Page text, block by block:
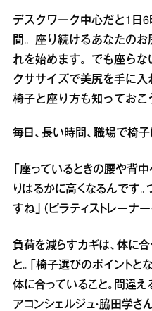
デスクワーク中心だと1日
間。座り続けるあなたの
れを始めます。でも座ら
クササイズで美尻を手に
椅子と座り方も知っておこ
毎日、長い時間、職場で椅
「座っているときの腰や背
りはるかに高くなるんです
すね」（ピラティストレーナー
負荷を減らすカギは、体に
と。「椅子選びのポイントと
体に合っていること。間違え
アコンシェルジュ・脇田学さん